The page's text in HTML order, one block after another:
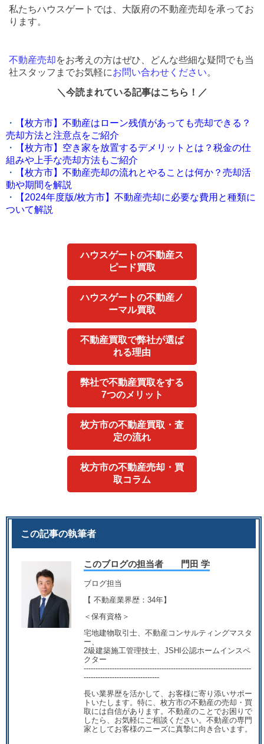
私たちハウスゲートでは、大阪府の不動産売却を承ってお
ります。
不動産売却をお考えの方はぜひ、どんな些細な疑問でも当
社スタッフまでお気軽にお問い合わせください。
＼今読まれている記事はこちら！／
・
【枚方市】不動産はローン残債があっても売却できる？
売却方法と注意点をご紹介
・
【枚方市】空き家を放置するデメリットとは？税金の仕
組みや上手な売却方法もご紹介
・
【枚方市】不動産売却の流れとやることは何か？売却活
動や期間を解説
・
【2024年度版/枚方市】不動産売却に必要な費用と種類に
ついて解説
ハウスゲートの不動産ス
ピード買取
ハウスゲートの不動産ノ
ーマル買取
不動産買取で弊社が選ば
れる理由
弊社で不動産買取をする
7つのメリット
枚方市の不動産買取・査
定の流れ
枚方市の不動産売却・買
取コラム
この記事の執筆者
このブログの担当者 門田 学
ブログ担当
【 不動産業界歴：34年】
＜保有資格＞
宅地建物取引士、不動産コンサルティングマスタ
ー、
2級建築施工管理技士、JSHI公認ホームインスペ
クター
-----------------------------------------------------------------------
--------------------------------
長い業界歴を活かして、お客様に寄り添いサポー
トいたします。特に、枚方市の不動産の売却・買
取には自信があります。不動産のことでお困りで
したら、お気軽にご相談ください。不動産の専門
家としてお客様のニーズに真摯に向き合います。